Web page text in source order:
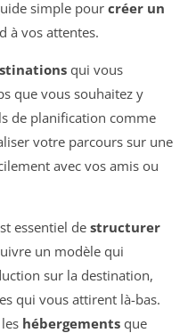
simple pour créer un
à vos attentes.
qui vous
que vous souhaitez y
de planification comme
votre parcours sur une
avec vos amis ou
essentiel de structurer
un modèle qui
sur la destination,
qui vous attirent là-bas.
hébergements que